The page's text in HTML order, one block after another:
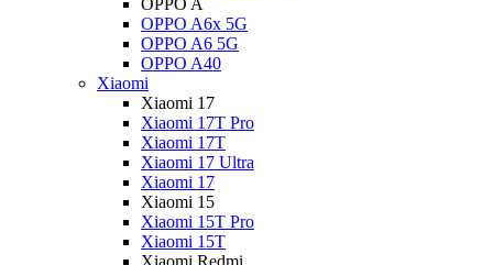
OPPO A
OPPO A6x 5G
OPPO A6 5G
OPPO A40
Xiaomi
Xiaomi 17
Xiaomi 17T Pro
Xiaomi 17T
Xiaomi 17 Ultra
Xiaomi 17
Xiaomi 15
Xiaomi 15T Pro
Xiaomi 15T
Xiaomi Redmi